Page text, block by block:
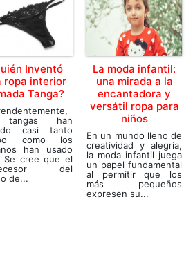
Inventó
ropa interior
Tanga?
han
casi tanto
como los
han usado
Se cree que el
del
de...
La moda infantil:
una mirada a la
encantadora y
versátil ropa para
niños
En un mundo lleno de
creatividad y alegría,
la moda infantil juega
un papel fundamental
al permitir que los
más pequeños
expresen su...